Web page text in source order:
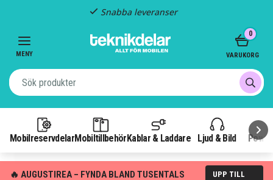
Snabba leveranser
MENY
MobilreservdelarMobiltillbehör Kablar & Laddare Ljud & Bild
0
VARUKORG
🔥 AUGUSTIREA – FYNDA BLAND TUSENTALS
UPP TILL